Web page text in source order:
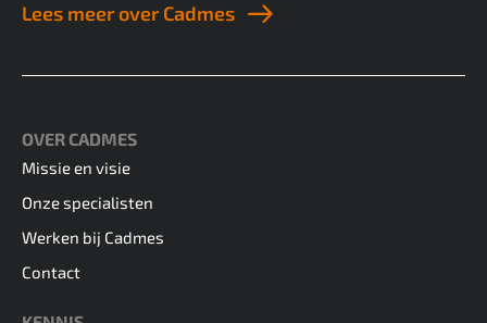
Lees meer over Cadmes
OVER CADMES
Missie en visie
Onze specialisten
Werken bij Cadmes
Contact